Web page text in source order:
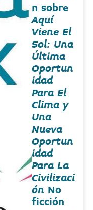
n sobre
Aquí
Viene El
Sol: Una
Última
Oportun
idad
Para El
Clima y
Una
Nueva
Oportun
idad
Para La
Civilizaci
ón No
ficción